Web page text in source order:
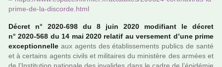
prime-de-la-dis­corde.html
Décret n° 2020-698 du 8 juin 2020 modi­fiant le décret
n° 2020-568 du 14 mai 2020 rela­tif au ver­se­ment d’une prime
excep­tion­nelle aux agents des établissements publics de santé
et à cer­tains agents civils et mili­tai­res du minis­tère des armées et
de l’Institution natio­nale des inva­li­des dans le cadre de l’épidémie